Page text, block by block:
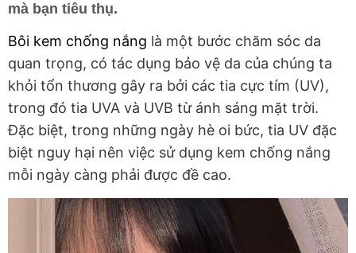
mà bạn tiêu thụ.
Bôi kem chống nắng là một bước chăm sóc da
quan trọng, có tác dụng bảo vệ da của chúng ta
khỏi tổn thương gây ra bởi các tia cực tím (UV),
trong đó tia UVA và UVB từ ánh sáng mặt trời.
Đặc biệt, trong những ngày hè oi bức, tia UV đặc
biệt nguy hại nên việc sử dụng kem chống nắng
mỗi ngày càng phải được đề cao.